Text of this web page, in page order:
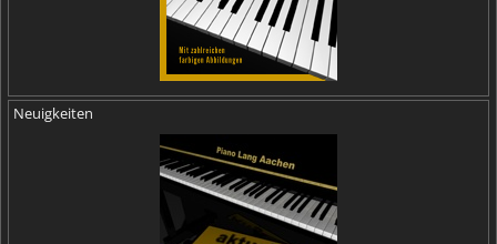
Neuigkeiten